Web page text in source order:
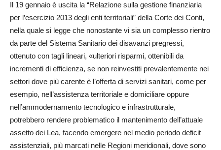
Il 19 gennaio è uscita la “Relazione sulla gestione finanziaria
per l’esercizio 2013 degli enti territoriali” della Corte dei Conti,
nella quale si legge che nonostante vi sia un complesso rientro
da parte del Sistema Sanitario dei disavanzi pregressi,
ottenuto con tagli lineari, «ulteriori risparmi, ottenibili da
incrementi di efficienza, se non reinvestiti prevalentemente nei
settori dove più carente è l’offerta di servizi sanitari, come per
esempio, nell’assistenza territoriale e domiciliare oppure
nell’ammodernamento tecnologico e infrastrutturale,
potrebbero rendere problematico il mantenimento dell’attuale
assetto dei Lea, facendo emergere nel medio periodo deficit
assistenziali, più marcati nelle Regioni meridionali, dove sono